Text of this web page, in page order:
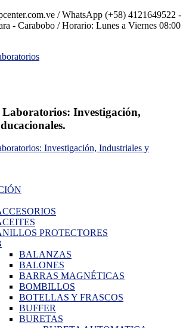
/ WhatsApp (+58) 4121649522 -
- Carabobo / Horario: Lunes a Viernes 08:00
Investigación,
PROTECTORES
BALANZAS
BALONES
BARRAS MAGNÉTICAS
BOMBILLOS
BOTELLAS Y FRASCOS
BUFFER
BURETAS